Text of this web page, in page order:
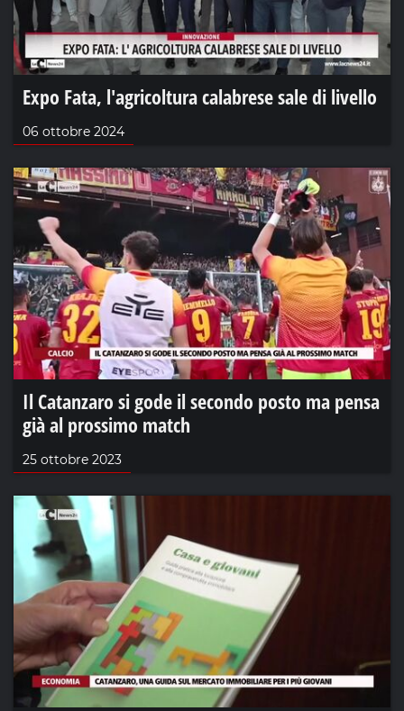
Expo Fata, l'agricoltura calabrese sale di livello
06 ottobre 2024
Il Catanzaro si gode il secondo posto ma pensa
già al prossimo match
25 ottobre 2023